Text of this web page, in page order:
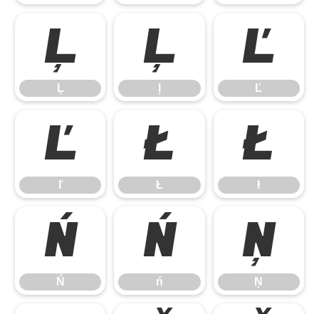
Ļ
Ļ
ļ Ľ
Ľ
ľ
ľ
Ł
Ł
ł
ł
Ń
Ń
ń
ń
Ņ
Ņ